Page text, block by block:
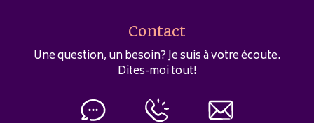
Contact
Une question, un besoin? Je suis à votre écoute.
Dites-moi tout!